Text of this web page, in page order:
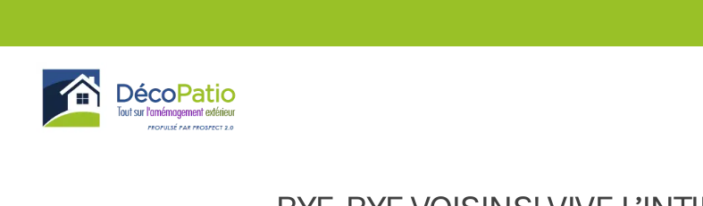
Skip to main content